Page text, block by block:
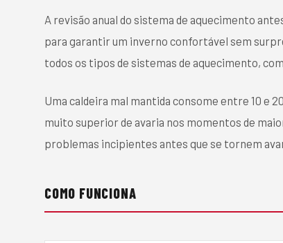
A revisão anual do sistema de aquecimento
para garantir um inverno confortável sem
todos os tipos de sistemas de aquecimento,
Uma caldeira mal mantida consome entre 10 e
muito superior de avaria nos momentos de
problemas incipientes antes que se tornem
COMO FUNCIONA